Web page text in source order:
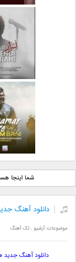
دانلود
بهرام
دانلود
یراحی
دانلود
بانی
شما اینجا
دانلود آهنگ
موضوعات:آرشیو ,تک آهنگ
دانلود آهنگ جدید